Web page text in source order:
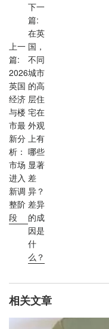
上一
篇:
2026
英国
经济
与楼
市最
新分
析：
市场
进入
新调
整阶
段
下一
篇:
在英
国，
不同
城市
的高
层住
宅在
外观
上有
哪些
显著
差
异？
差异
的成
因是
什
么？
相关文章